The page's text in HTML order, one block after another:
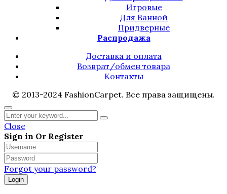
Игровые
Для Ванной
Придверные
Распродажа
Доставка и оплата
Возврат/обмен товара
Контакты
© 2013-2024 FashionCarpet. Все права защищены.
Close
Sign in Or Register
Forgot your password?